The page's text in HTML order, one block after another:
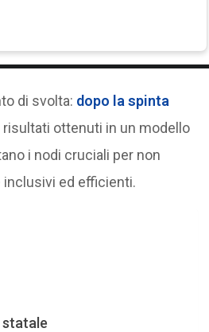
di svolta: dopo la spinta
ottenuti in un modello
i nodi cruciali per non
inclusivi ed efficienti.